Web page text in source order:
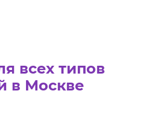
всех типов
в Москве